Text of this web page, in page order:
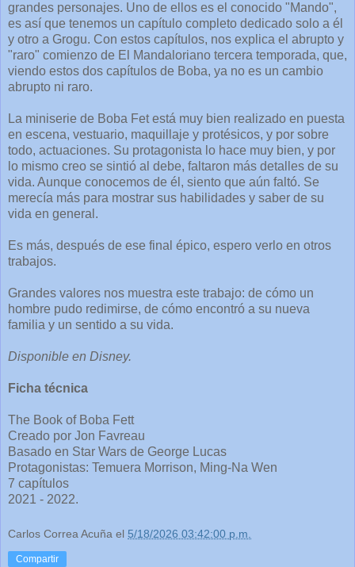
grandes personajes. Uno de ellos es el conocido "Mando",
es así que tenemos un capítulo completo dedicado solo a él
y otro a Grogu. Con estos capítulos, nos explica el abrupto y
"raro" comienzo de El Mandaloriano tercera temporada, que,
viendo estos dos capítulos de Boba, ya no es un cambio
abrupto ni raro.
La miniserie de Boba Fet está muy bien realizado en puesta
en escena, vestuario, maquillaje y protésicos, y por sobre
todo, actuaciones. Su protagonista lo hace muy bien, y por
lo mismo creo se sintió al debe, faltaron más detalles de su
vida. Aunque conocemos de él, siento que aún faltó. Se
merecía más para mostrar sus habilidades y saber de su
vida en general.
Es más, después de ese final épico, espero verlo en otros
trabajos.
Grandes valores nos muestra este trabajo: de cómo un
hombre pudo redimirse, de cómo encontró a su nueva
familia y un sentido a su vida.
Disponible en Disney.
Ficha técnica
The Book of Boba Fett
Creado por Jon Favreau
Basado en Star Wars de George Lucas
Protagonistas: Temuera Morrison, Ming-Na Wen
7 capítulos
2021 - 2022.
Carlos Correa Acuña el 5/18/2026 03:42:00 p.m.
Compartir